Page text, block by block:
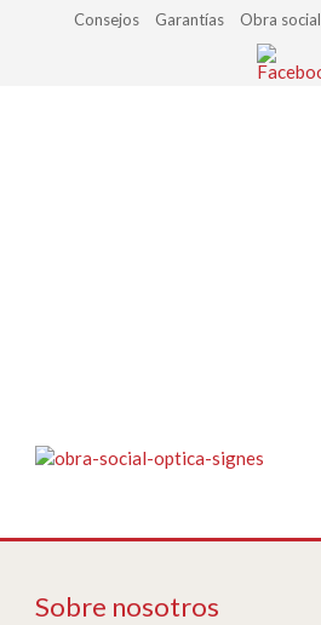
Consejos Garantías Obra social
Sobre nosotros